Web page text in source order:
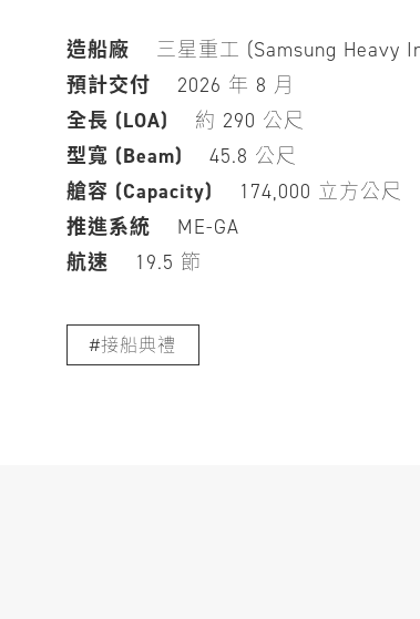
造船廠 三星重工 (Samsung Heavy
預計交付 2026 年 8 月
全長 (LOA)
約 290 公尺
型寬 (Beam)
45.8 公尺
艙容 (Capacity)
174,000 立方公尺
推進系統 ME-GA
航速 19.5 節
接船典禮